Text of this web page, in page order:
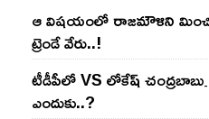
ఆ విష‌యంలో రాజ‌మౌళిని
ట్రెండే వేరు..!
టీడీపీలో VS లోకేష్
ఎందుకు..?